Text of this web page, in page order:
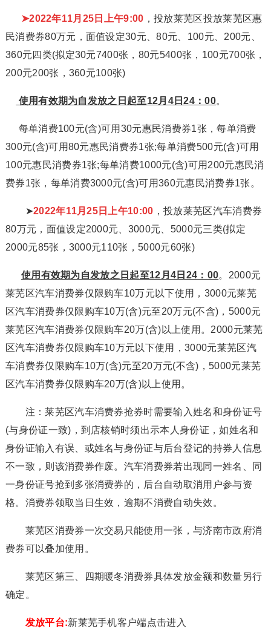
➤2022年11月25日上午9:00 ，投放莱芜区投放莱芜区惠
民消费券80万元，面值设定30元、80元、100元、200元、
360元四类(拟定30元7400张，80元5400张，100元700张，
200元200张，360元100张)
使用有效期为自发放之日起至12月4日24：00。
每单消费100元(含)可用30元惠民消费券1张，每单消费
300元(含)可用80元惠民消费券1张;每单消费500元(含)可用
100元惠民消费券1张;每单消费1000元(含)可用200元惠民消
费券1张，每单消费3000元(含)可用360元惠民消费券1张。
➤2022年11月25日上午10:00 ，投放莱芜区汽车消费券
80万元，面值设定2000元、3000元、5000元三类(拟定
2000元85张，3000元110张，5000元60张)
使用有效期为自发放之日起至12月4日24：00。2000元
莱芜区汽车消费券仅限购车10万元以下使用，3000元莱芜
区汽车消费券仅限购车10万(含)元至20万元(不含)，5000元
莱芜区汽车消费券仅限购车20万(含)以上使用。2000元莱芜
区汽车消费券仅限购车10万元以下使用，3000元莱芜区汽
车消费券仅限购车10万(含)元至20万元(不含)，5000元莱芜
区汽车消费券仅限购车20万(含)以上使用。
注：莱芜区汽车消费券抢券时需要输入姓名和身份证号
(与身份证一致)，到店核销时须出示本人身份证，如姓名和
身份证输入有误、或姓名与身份证与后台登记的持券人信息
不一致，则该消费券作废。汽车消费券若出现同一姓名、同
一身份证号抢到多张消费券的，后台自动取消用户参与资
格。消费券领取当日生效，逾期不消费自动失效。
莱芜区消费券一次交易只能使用一张，与济南市政府消
费券可以叠加使用。
莱芜区第三、四期暖冬消费券具体发放金额和数量另行
确定。
发放平台:新莱芜手机客户端点击进入